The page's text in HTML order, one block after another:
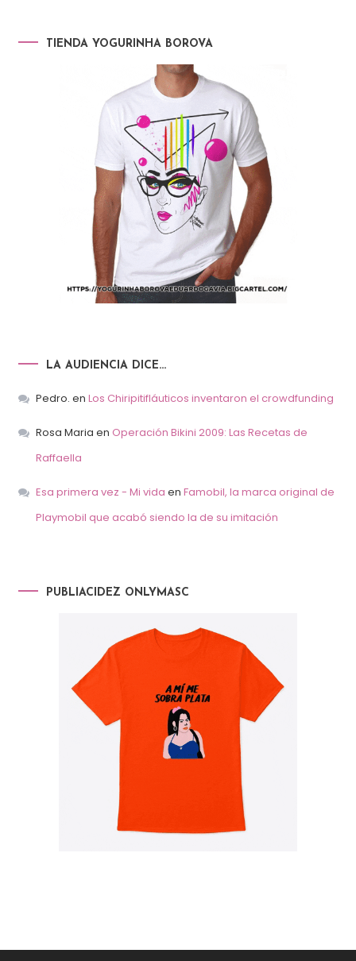
TIENDA YOGURINHA BOROVA
LA AUDIENCIA DICE…
Pedro. en Los Chiripitifláuticos inventaron el crowdfunding
Rosa Maria en Operación Bikini 2009: Las Recetas de
Raffaella
Esa primera vez - Mi vida en Famobil, la marca original de
Playmobil que acabó siendo la de su imitación
PUBLIACIDEZ ONLYMASC